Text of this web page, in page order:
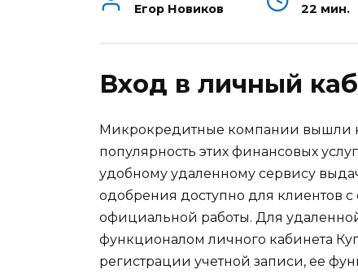
Егор Новиков 22 мин.
Вход в личный
Микрокредитные компании вышли
популярность этих финансовых
удобному удаленному сервису
одобрения доступно для клиентов
официальной работы. Для
функционалом личного кабинета
регистрации учетной записи, ее